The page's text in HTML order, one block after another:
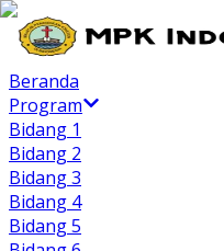
Beranda
Program
Bidang 1
Bidang 2
Bidang 3
Bidang 4
Bidang 5